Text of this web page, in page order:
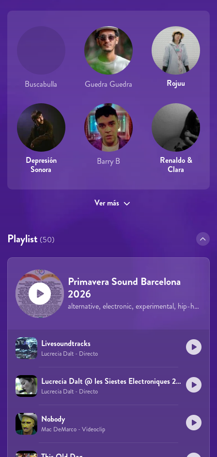
Buscabulla Guedra Guedra Rojuu
Depresión
Sonora
Barry B
Renaldo &
Clara
Ver más
Playlist (50)
Primavera Sound Barcelona
2026
alternative, electronic, experimental, hip-hop, rock, indie, pop
Livesoundtracks
Lucrecia Dalt - Directo
Lucrecia Dalt @ les Siestes Electroniques 2011
Lucrecia Dalt - Directo
Nobody
Mac DeMarco - Videoclip